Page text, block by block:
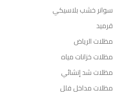
سوانر خشب بلاسيكي
قرميد
مظلات الرياض
مظلات خزانات مياه
مظلات شد إنشائي
مظلات مداخل فلل